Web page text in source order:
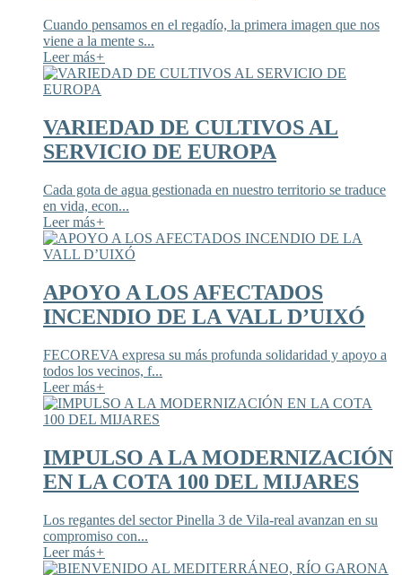
Cuando pensamos en el regadío, la primera imagen que nos
viene a la mente s...
Leer más+
VARIEDAD DE CULTIVOS AL
SERVICIO DE EUROPA
Cada gota de agua gestionada en nuestro territorio se traduce
en vida, econ...
Leer más+
APOYO A LOS AFECTADOS
INCENDIO DE LA VALL D’UIXÓ
FECOREVA expresa su más profunda solidaridad y apoyo a
todos los vecinos, f...
Leer más+
IMPULSO A LA MODERNIZACIÓN
EN LA COTA 100 DEL MIJARES
Los regantes del sector Pinella 3 de Vila-real avanzan en su
compromiso con...
Leer más+